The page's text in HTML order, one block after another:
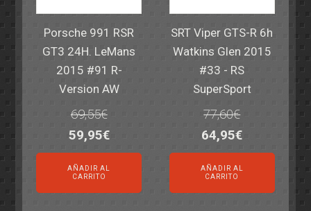
Porsche 991 RSR
GT3 24H. LeMans
2015 #91 R-
Version AW
69,55€
El
precio
original
era:
59,95€El
precio
actual
es:
AÑADIR AL
CARRITO
SRT Viper GTS-R 6h
Watkins Glen 2015
#33 - RS
SuperSport
77,60€
El
precio
original
era:
64,95€El
precio
actual
es:
AÑADIR AL
CARRITO